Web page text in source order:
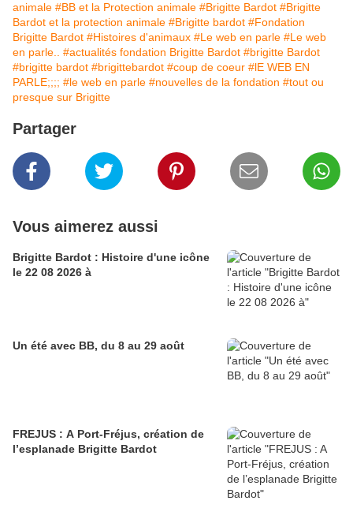
animale #BB et la Protection animale #Brigitte Bardot #Brigitte
Bardot et la protection animale #Brigitte bardot #Fondation
Brigitte Bardot #Histoires d'animaux #Le web en parle #Le web
en parle..
#actualités fondation Brigitte Bardot #brigitte Bardot
#brigitte bardot #brigittebardot #coup de coeur #lE WEB EN
PARLE;;;; #le web en parle #nouvelles de la fondation #tout ou
presque sur Brigitte
Partager
Vous aimerez aussi
Brigitte Bardot : Histoire d'une icône
le 22 08 2026 à
Un été avec BB, du 8 au 29 août
FREJUS : A Port-Fréjus, création de
l’esplanade Brigitte Bardot